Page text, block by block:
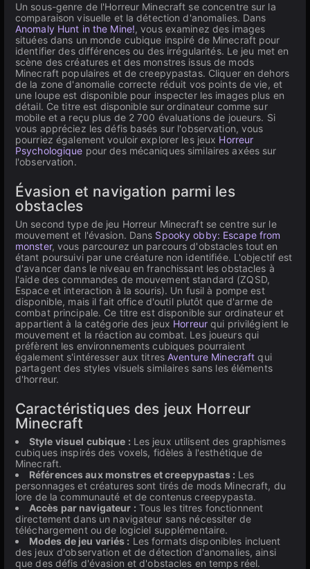
Un sous-genre de l'Horreur Minecraft se concentre sur la
comparaison visuelle et la détection d'anomalies. Dans
Anomaly Hunt in the Mine!, vous examinez des images
situées dans un monde cubique inspiré de Minecraft pour
identifier des différences ou des irrégularités. Le jeu met en
scène des créatures et des monstres issus de mods
Minecraft populaires et de creepypastas. Cliquer en dehors
de la zone d'anomalie correcte réduit vos points de vie, et
une loupe est disponible pour inspecter les images plus en
détail. Ce titre est disponible sur ordinateur comme sur
mobile et a reçu plus de 2 700 évaluations de joueurs. Si
vous appréciez les défis basés sur l'observation, vous
pourriez également vouloir explorer les jeux Horreur
Psychologique pour des mécaniques similaires axées sur
l'observation.
Évasion et navigation parmi les
obstacles
Un second type de jeu Horreur Minecraft se centre sur le
mouvement et l'évasion. Dans Spooky obby: Escape from
monster, vous parcourez un parcours d'obstacles tout en
étant poursuivi par une créature non identifiée. L'objectif est
d'avancer dans le niveau en franchissant les obstacles à
l'aide des commandes de mouvement standard (ZQSD,
Espace et interaction à la souris). Un fusil à pompe est
disponible, mais il fait office d'outil plutôt que d'arme de
combat principale. Ce titre est disponible sur ordinateur et
appartient à la catégorie des jeux Horreur qui privilégient le
mouvement et la réaction au combat. Les joueurs qui
préfèrent les environnements cubiques pourraient
également s'intéresser aux titresAventure Minecraft qui
partagent des styles visuels similaires sans les éléments
d'horreur.
Caractéristiques des jeux Horreur
Minecraft
Style visuel cubique : Les jeux utilisent des graphismes
cubiques inspirés des voxels, fidèles à l'esthétique de
Minecraft.
Références aux monstres et creepypastas : Les
personnages et créatures sont tirés de mods Minecraft, du
lore de la communauté et de contenus creepypasta.
Accès par navigateur : Tous les titres fonctionnent
directement dans un navigateur sans nécessiter de
téléchargement ou de logiciel supplémentaire.
Modes de jeu variés : Les formats disponibles incluent
des jeux d'observation et de détection d'anomalies, ainsi
que des défis d'évasion et d'obstacles en temps réel.